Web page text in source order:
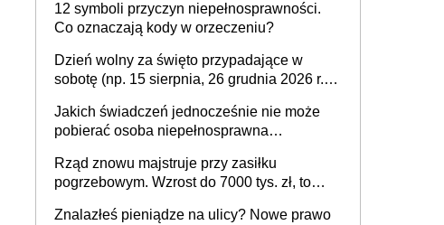
12 symboli przyczyn niepełnosprawności.
Co oznaczają kody w orzeczeniu?
Dzień wolny za święto przypadające w
sobotę (np. 15 sierpnia, 26 grudnia 2026 r.) –
pracodawcy (sektor prywatny i administracja
publiczna), najczęstsze pytania
Jakich świadczeń jednocześnie nie może
pobierać osoba niepełnosprawna
Rząd znowu majstruje przy zasiłku
pogrzebowym. Wzrost do 7000 tys. zł, to
Znalazłeś pieniądze na ulicy? Nowe prawo